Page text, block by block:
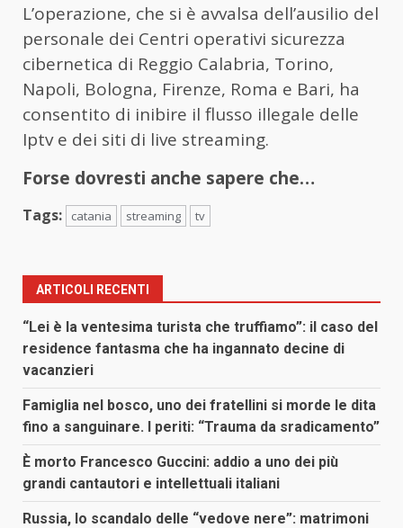
L’operazione, che si è avvalsa dell’ausilio del
personale dei Centri operativi sicurezza
cibernetica di Reggio Calabria, Torino,
Napoli, Bologna, Firenze, Roma e Bari, ha
consentito di inibire il flusso illegale delle
Iptv e dei siti di live streaming.
Forse dovresti anche sapere che…
Tags: catania streaming tv
ARTICOLI RECENTI
“Lei è la ventesima turista che truffiamo”: il caso del
residence fantasma che ha ingannato decine di
vacanzieri
Famiglia nel bosco, uno dei fratellini si morde le dita
fino a sanguinare. I periti: “Trauma da sradicamento”
È morto Francesco Guccini: addio a uno dei più
grandi cantautori e intellettuali italiani
Russia, lo scandalo delle “vedove nere”: matrimoni